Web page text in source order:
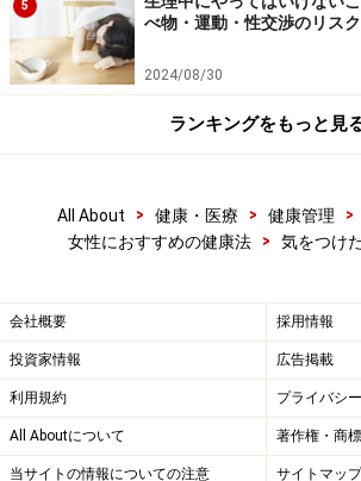
5
べ物・運動・性交渉のリスク
2024/08/30
ランキングをもっと見
All About > 健康・医療 > 健康管理 >
女性におすすめの健康法
> 気をつけ
会社概要 採用情報
投資家情報 広告掲載
利用規約 プライバシ
All Aboutについて 著作権・商
当サイトの情報についての注意 サイトマップ